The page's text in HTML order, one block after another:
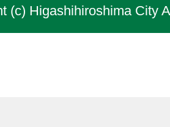
(c) Higashihiroshima City